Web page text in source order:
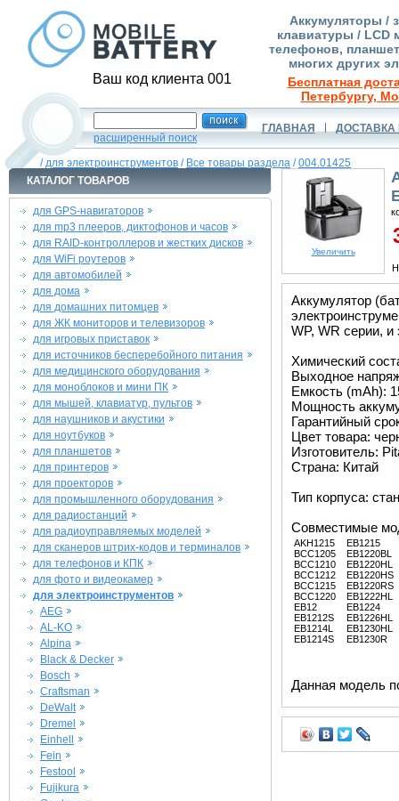
Ваш код клиента 001
Аккумуляторы /
клавиатуры / LCD
телефонов,
многих других
Бесплатная
Петербургу,
расширенный поиск
ГЛАВНАЯ ДОСТАВКА
/для электроинструментов / Все товары раздела /004.01425
КАТАЛОГ ТОВАРОВ
для GPS-навигаторов
для mp3 плееров, диктофонов и часов
для RAID-контроллеров и жестких дисков
для WiFi роутеров
для автомобилей
для дома
для домашних питомцев
для ЖК мониторов и телевизоров
для игровых приставок
для источников бесперебойного питания
для медицинского оборудования
для моноблоков и мини ПК
для мышей, клавиатур, пультов
для наушников и акустики
для ноутбуков
для планшетов
для принтеров
для проекторов
для промышленного оборудования
для радиостанций
для радиоуправляемых моделей
для сканеров штрих-кодов и терминалов
для телефонов и КПК
для фото и видеокамер
для электроинструментов
AEG
AL-KO
Alpina
Black & Decker
Bosch
Craftsman
DeWalt
Dremel
Einhell
Fein
Festool
Fujikura
Увеличить
Аккумулятор
WP, WR серии,
Химический
Выходное
Емкость (mAh):
Мощность
Гарантийный
Цвет товара:
Изготовитель:
Страна: Китай
Тип корпуса:
Совместимые
AKH1215
BCC1205
BCC1210
BCC1212
BCC1215
BCC1220
EB12
EB1212S
EB1214L
EB1214S
EB1215
EB1220BL
EB1220HL
EB1220HS
EB1220RS
EB1222HL
EB1224
EB1226HL
EB1230HL
EB1230R
Данная модель